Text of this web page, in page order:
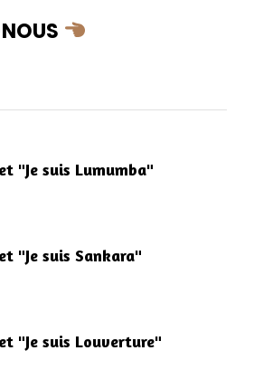
"Je suis Lumumba"
"Je suis Sankara"
"Je suis Louverture"